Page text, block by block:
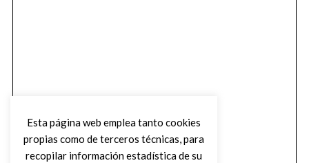
Esta página web emplea tanto cookies
propias como de terceros técnicas, para
recopilar información estadística de su